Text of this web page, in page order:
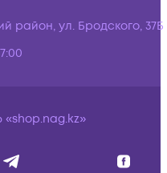
район, ул. Бродского, 37Б
«shop.nag.kz»